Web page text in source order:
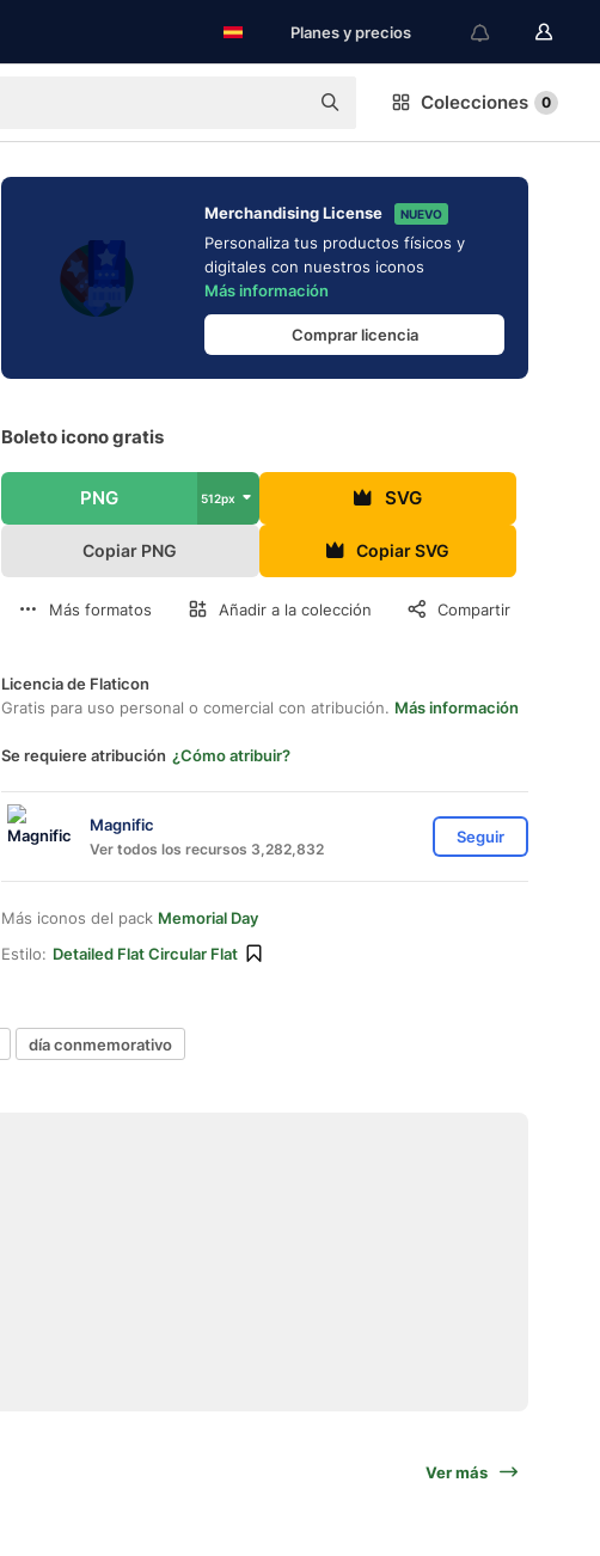
Planes y precios
Colecciones 0
Merchandising License NUEVO
Personaliza tus productos físicos y
digitales con nuestros iconos
Más información
Comprar licencia
Boleto icono gratis
PNG 512px SVG
Copiar PNG Copiar SVG
Más formatos Añadir a la colección Compartir
Licencia de Flaticon
Gratis para uso personal o comercial con atribución. Más información
Se requiere atribución ¿Cómo atribuir?
Magnific
Ver todos los recursos 3,282,832
Seguir
Más iconos del pack Memorial Day
Estilo: Detailed Flat Circular Flat
día conmemorativo
Ver más